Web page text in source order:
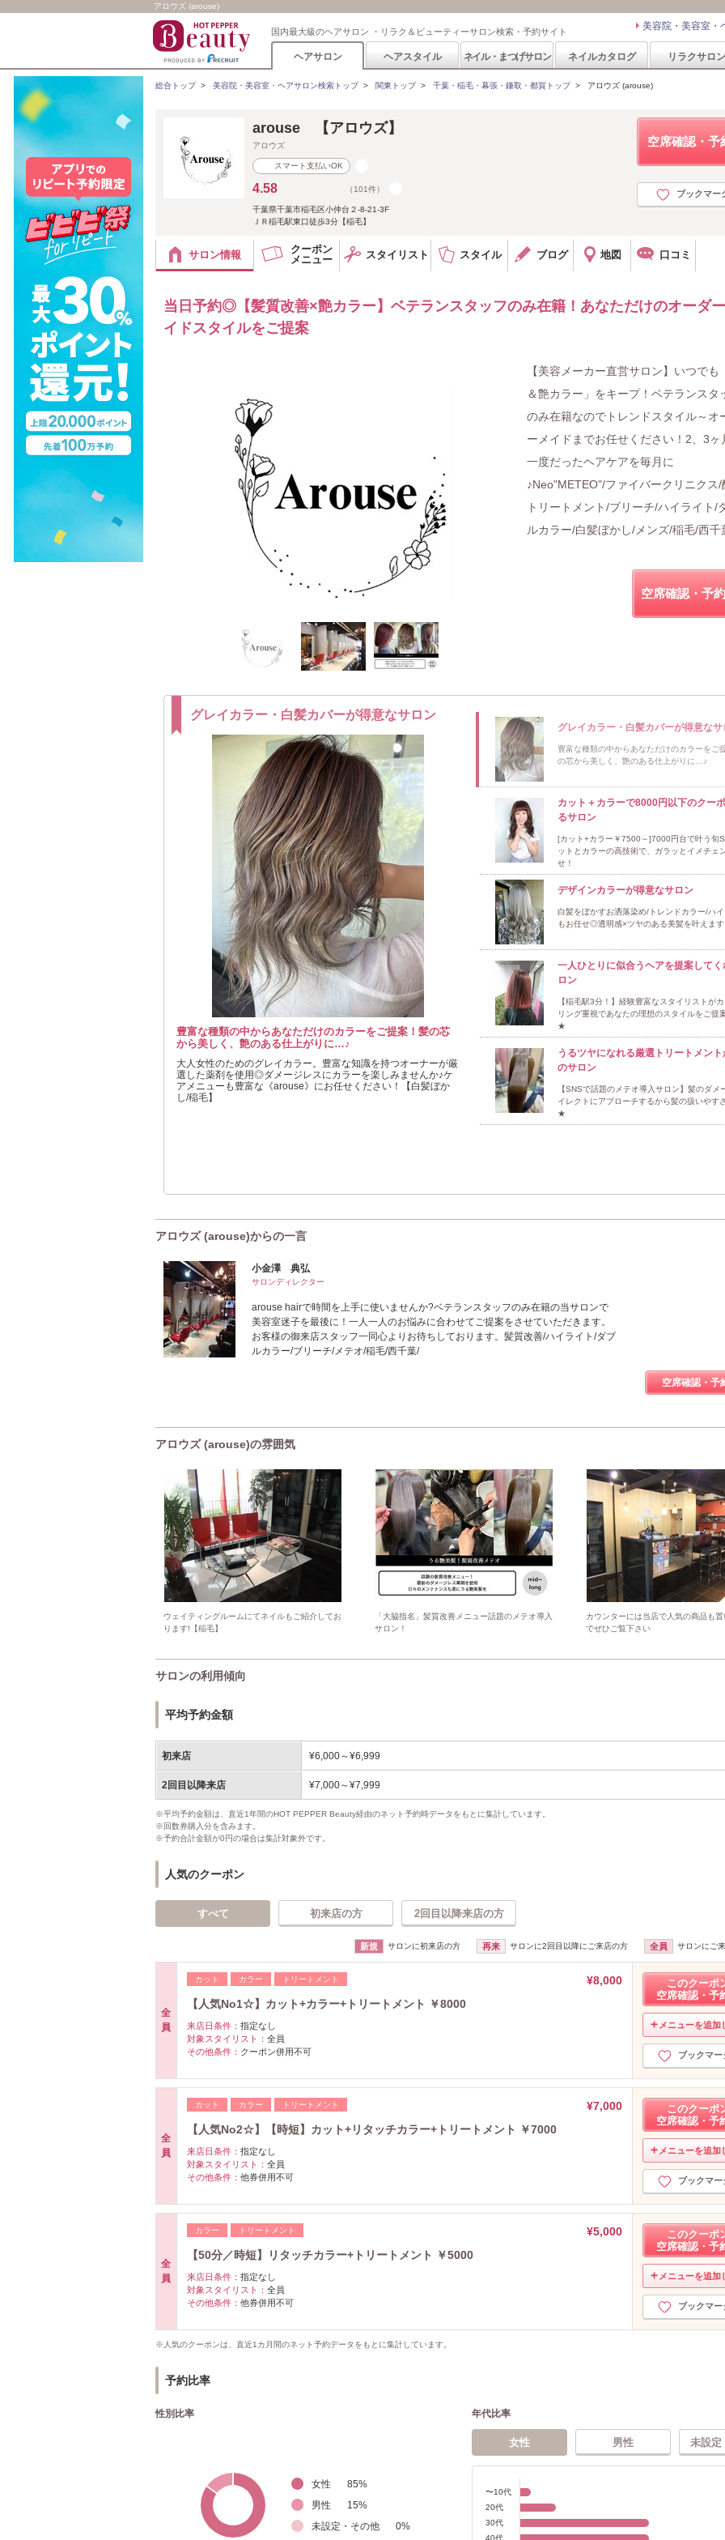
アロウズ (arouse)
国内最大級のヘアサロン ・リラク＆ビューティーサロン検索・予約サイト 美容院・美容室・
ヘアサロン ヘアスタイル ネイル・まつげサロン ネイルカタログ リラクサロン
総合トップ> 美容院・美容室・ヘアサロン検索トップ> 関東トップ> 千葉・稲毛・幕張・鎌取・都賀トップ> アロウズ (arouse)
空席確認・予
ブックマー
arouse 【アロウズ】
アロウズ
スマート支払いOK
4.58 （101件）
千葉県千葉市稲毛区小仲台２-8-21-3F
ＪＲ稲毛駅東口徒歩3分【稲毛】
サロン情報
クーポン
メニュー
スタイリスト スタイル ブログ 地図 口コミ
当日予約◎【髪質改善×艶カラー】ベテランスタッフのみ在籍！あなただけのオーダ
イドスタイルをご提案
【美容メーカー直営サロン】いつでも
＆艶カラー」をキープ！ベテランスタ
のみ在籍なのでトレンドスタイル～オ
ーメイドまでお任せください！2、3ヶ
一度だったヘアケアを毎月に
♪Neo"METEO"/ファイバークリニクス/
トリートメント/ブリーチ/ハイライト/
ルカラー/白髪ぼかし/メンズ/稲毛/西千
空席確認・予
グレイカラー・白髪カバーが得意なサロン
豊富な種類の中からあなただけのカラーをご提案！髪の芯
から美しく、艶のある仕上がりに…♪
大人女性のためのグレイカラー。豊富な知識を持つオーナーが厳
選した薬剤を使用◎ダメージレスにカラーを楽しみませんか♪ケ
アメニューも豊富な《arouse》にお任せください！【白髪ぼか
し/稲毛】
グレイカラー・白髪カバーが得意なサ
豊富な種類の中からあなただけのカラーをご
の芯から美しく、艶のある仕上がりに…♪
カット＋カラーで8000円以下のクー
るサロン
[カット+カラー￥7500～]7000円台で叶う旬
ットとカラーの高技術で、ガラッとイメチェ
せ！
デザインカラーが得意なサロン
白髪をぼかすお洒落染め/トレンドカラー/ハ
もお任せ◎透明感×ツヤのある美髪を叶えます
一人ひとりに似合うヘアを提案してく
ロン
【稲毛駅3分！】経験豊富なスタイリストが
リング重視であなたの理想のスタイルをご提
★
うるツヤになれる厳選トリートメント
のサロン
【SNSで話題のメテオ導入サロン】髪のダメ
イレクトにアプローチするから髪の扱いやす
★
アロウズ (arouse)からの一言
小金澤 典弘
サロンディレクター
arouse hairで時間を上手に使いませんか?ベテランスタッフのみ在籍の当サロンで
美容室迷子を最後に！一人一人のお悩みに合わせてご提案をさせていただきます。
お客様の御来店スタッフ一同心よりお待ちしております。髪質改善/ハイライト/ダブ
ルカラー/ブリーチ/メテオ/稲毛/西千葉/
空席確認・予
アロウズ (arouse)の雰囲気
ウェイティングルームにてネイルもご紹介してお
ります!【稲毛】
「大脇指名」髪質改善メニュー話題のメテオ導入
サロン！
カウンターには当店で人気の商品も
でぜひご覧下さい
サロンの利用傾向
平均予約金額
初来店 ¥6,000～¥6,999
2回目以降来店 ¥7,000～¥7,999
※平均予約金額は、直近1年間のHOT PEPPER Beauty経由のネット予約時データをもとに集計しています。
※回数券購入分を含みます。
※予約合計金額が0円の場合は集計対象外です。
人気のクーポン
すべて 初来店の方 2回目以降来店の方
新規 サロンに初来店の方 再来 サロンに2回目以降にご来店の方 全員 サロンにご
全
員
カット カラー トリートメント
¥8,000
【人気No1☆】カット+カラー+トリートメント ￥8000
来店日条件： 指定なし
対象スタイリスト： 全員
その他条件： クーポン併用不可
このクーポ
空席確認・予
メニューを追加
ブックマー
全
員
カット カラー トリートメント
¥7,000
【人気No2☆】【時短】カット+リタッチカラー+トリートメント ￥7000
来店日条件： 指定なし
対象スタイリスト： 全員
その他条件： 他券併用不可
このクーポ
空席確認・予
メニューを追加
ブックマー
全
員
カラー トリートメント
¥5,000
【50分／時短】リタッチカラー+トリートメント ￥5000
来店日条件： 指定なし
対象スタイリスト： 全員
その他条件： 他券併用不可
このクーポ
空席確認・予
メニューを追加
ブックマー
※人気のクーポンは、直近1カ月間のネット予約データをもとに集計しています。
予約比率
性別比率
女性 85%
男性
15%
未設定・その他
0%
年代比率
女性 男性 未設定
〜10代
20代
30代
40代